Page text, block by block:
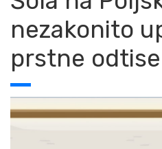
nezakonito
prstne